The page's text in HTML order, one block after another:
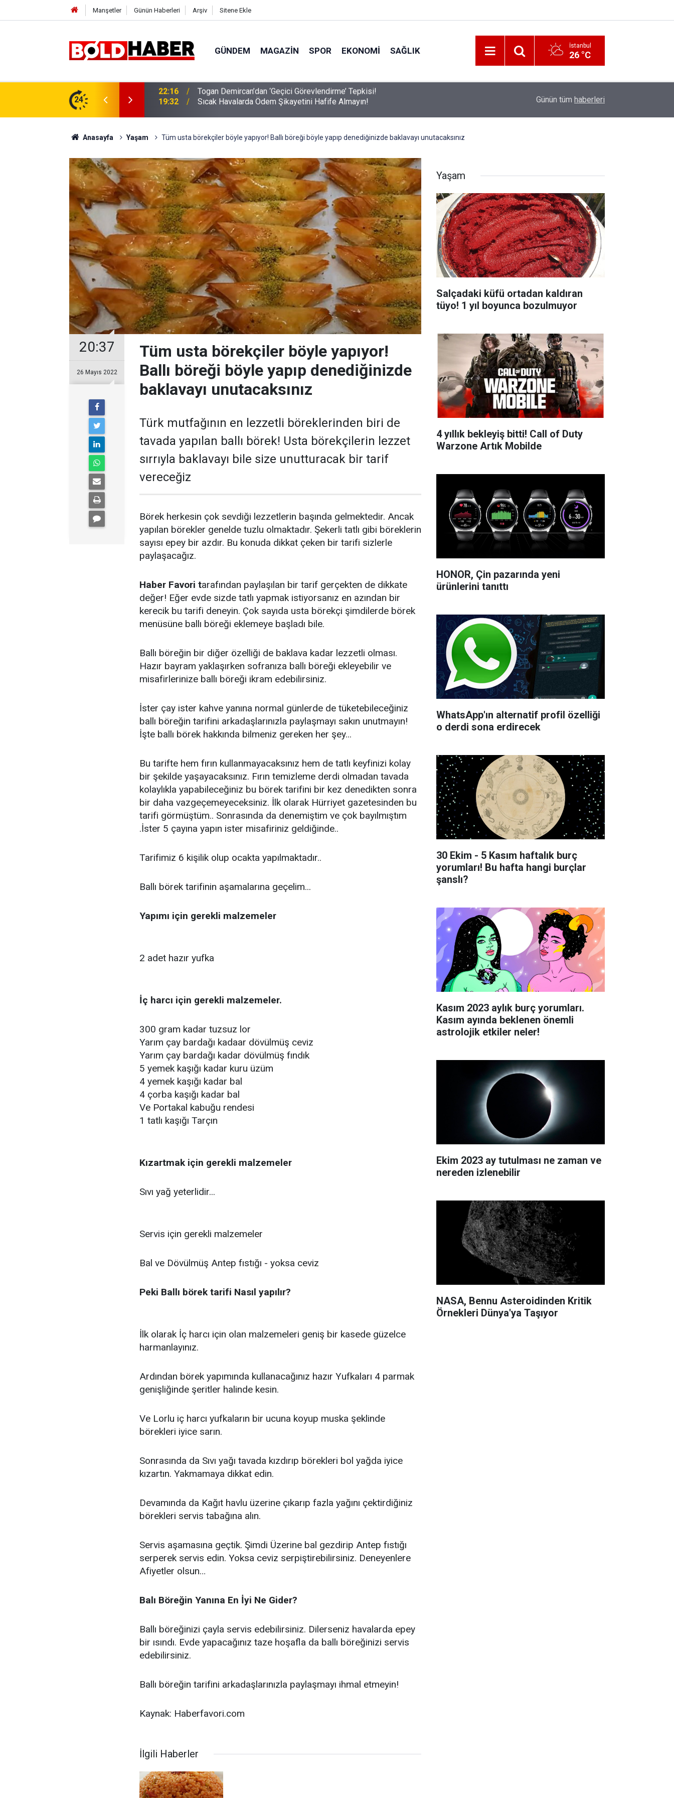
Manşetler Günün Haberleri Arşiv Sitene Ekle
GÜNDEM MAGAZIN SPOR EKONOMI SAĞLIK İstanbul
26 °C
24 19:32 Sıcak Havalarda Ödem Şikayetini Hafife Almayın! İzmir 112’de Kan Donduran İddialar!
Günün tüm haberleri
Anasayfa Yaşam Tüm usta börekçiler böyle yapıyor! Ballı böreği böyle yapıp denediğinizde baklavayı unutacaksınız
20:37
26 Mayıs 2022
Tüm usta börekçiler böyle yapıyor!
Ballı böreği böyle yapıp denediğinizde
baklavayı unutacaksınız
Türk mutfağının en lezzetli böreklerinden biri de
tavada yapılan ballı börek! Usta börekçilerin lezzet
sırrıyla baklavayı bile size unutturacak bir tarif
vereceğiz
Börek herkesin çok sevdiği lezzetlerin başında gelmektedir. Ancak
yapılan börekler genelde tuzlu olmaktadır. Şekerli tatlı gibi böreklerin
sayısı epey bir azdır. Bu konuda dikkat çeken bir tarifi sizlerle
paylaşacağız.
Haber Favori tarafından paylaşılan bir tarif gerçekten de dikkate
değer! Eğer evde sizde tatlı yapmak istiyorsanız en azından bir
kerecik bu tarifi deneyin. Çok sayıda usta börekçi şimdilerde börek
menüsüne ballı böreği eklemeye başladı bile.
Ballı böreğin bir diğer özelliği de baklava kadar lezzetli olması.
Hazır bayram yaklaşırken sofranıza ballı böreği ekleyebilir ve
misafirlerinize ballı böreği ikram edebilirsiniz.
İster çay ister kahve yanına normal günlerde de tüketebileceğiniz
ballı böreğin tarifini arkadaşlarınızla paylaşmayı sakın unutmayın!
İşte ballı börek hakkında bilmeniz gereken her şey...
Bu tarifte hem fırın kullanmayacaksınız hem de tatlı keyfinizi kolay
bir şekilde yaşayacaksınız. Fırın temizleme derdi olmadan tavada
kolaylıkla yapabileceğiniz bu börek tarifini bir kez denedikten sonra
bir daha vazgeçemeyeceksiniz. İlk olarak Hürriyet gazetesinden bu
tarifi görmüştüm.. Sonrasında da denemiştim ve çok bayılmıştım
.İster 5 çayına yapın ister misafiriniz geldiğinde..
Tarifimiz 6 kişilik olup ocakta yapılmaktadır..
Ballı börek tarifinin aşamalarına geçelim...
Yapımı için gerekli malzemeler
2 adet hazır yufka
İç harcı için gerekli malzemeler.
300 gram kadar tuzsuz lor
Yarım çay bardağı kadaar dövülmüş ceviz
Yarım çay bardağı kadar dövülmüş fındık
5 yemek kaşığı kadar kuru üzüm
4 yemek kaşığı kadar bal
4 çorba kaşığı kadar bal
Ve Portakal kabuğu rendesi
1 tatlı kaşığı Tarçın
Kızartmak için gerekli malzemeler
Sıvı yağ yeterlidir...
Servis için gerekli malzemeler
Bal ve Dövülmüş Antep fıstığı - yoksa ceviz
Peki Ballı börek tarifi Nasıl yapılır?
İlk olarak İç harcı için olan malzemeleri geniş bir kasede güzelce
harmanlayınız.
Ardından börek yapımında kullanacağınız hazır Yufkaları 4 parmak
genişliğinde şeritler halinde kesin.
Ve Lorlu iç harcı yufkaların bir ucuna koyup muska şeklinde
börekleri iyice sarın.
Sonrasında da Sıvı yağı tavada kızdırıp börekleri bol yağda iyice
kızartın. Yakmamaya dikkat edin.
Devamında da Kağıt havlu üzerine çıkarıp fazla yağını çektirdiğiniz
börekleri servis tabağına alın.
Servis aşamasına geçtik. Şimdi Üzerine bal gezdirip Antep fıstığı
serperek servis edin. Yoksa ceviz serpiştirebilirsiniz. Deneyenlere
Afiyetler olsun…
Balı Böreğin Yanına En İyi Ne Gider?
Ballı böreğinizi çayla servis edebilirsiniz. Dilerseniz havalarda epey
bir ısındı. Evde yapacağınız taze hoşafla da ballı böreğinizi servis
edebilirsiniz.
Ballı böreğin tarifini arkadaşlarınızla paylaşmayı ihmal etmeyin!
Kaynak: Haberfavori.com
İlgili Haberler
Yaşam
Salçadaki küfü ortadan kaldıran
tüyo! 1 yıl boyunca bozulmuyor
4 yıllık bekleyiş bitti! Call of Duty
Warzone Artık Mobilde
HONOR, Çin pazarında yeni
ürünlerini tanıttı
WhatsApp'ın alternatif profil özelliği
o derdi sona erdirecek
30 Ekim - 5 Kasım haftalık burç
yorumları! Bu hafta hangi burçlar
şanslı?
Kasım 2023 aylık burç yorumları.
Kasım ayında beklenen önemli
astrolojik etkiler neler!
Ekim 2023 ay tutulması ne zaman ve
nereden izlenebilir
NASA, Bennu Asteroidinden Kritik
Örnekleri Dünya'ya Taşıyor